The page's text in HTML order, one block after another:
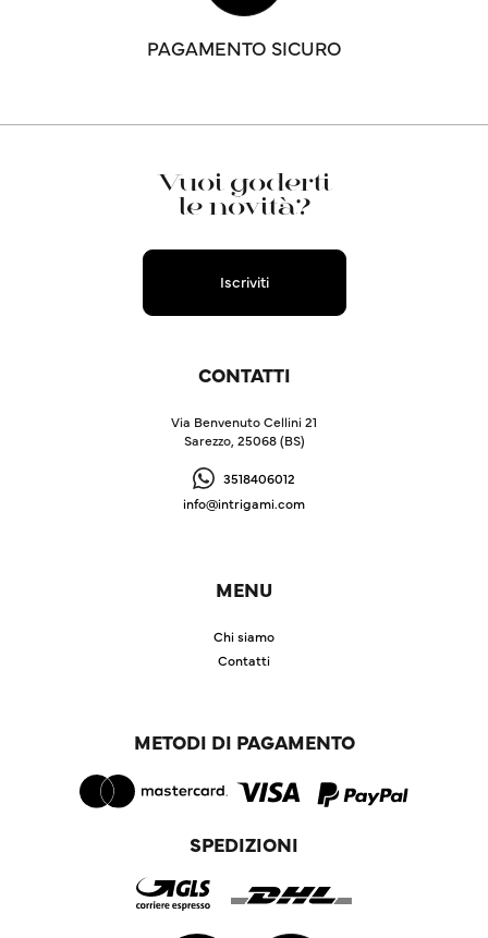
PAGAMENTO SICURO
Vuoi goderti
le novità?
Iscriviti
CONTATTI
Via Benvenuto Cellini 21
Sarezzo, 25068 (BS)
3518406012
info@intrigami.com
MENU
Chi siamo
Contatti
METODI DI PAGAMENTO
SPEDIZIONI